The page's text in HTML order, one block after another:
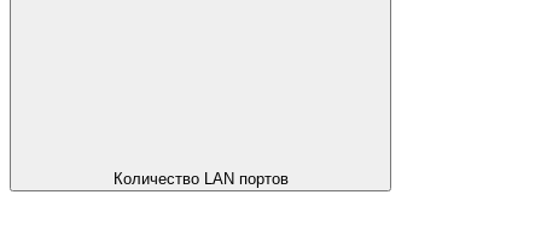
Количество LAN портов